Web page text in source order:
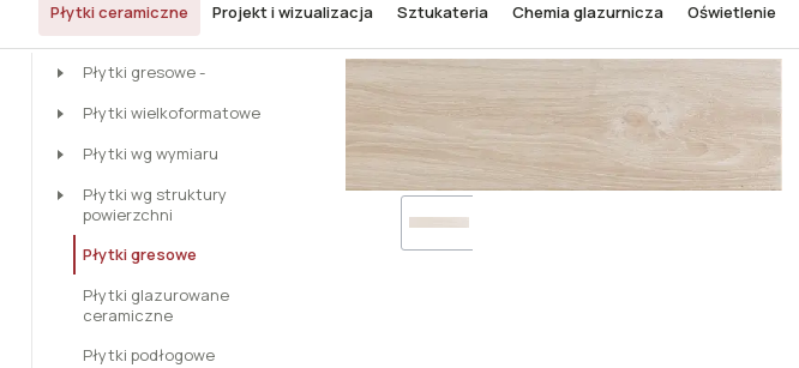
Płytki ceramiczne Projekt i wizualizacja Sztukateria Chemia glazurnicza Oświetlenie
Stemar - Symbol pięknego wnętrza Płytki Płytki gresowe Pamesa Atrium Acadian Haya 23x120 [mat]
Płytki
Płytki gresowe -
Płytki wielkoformatowe
Płytki wg wymiaru
Płytki wg struktury
powierzchni
Płytki gresowe
Płytki glazurowane
ceramiczne
Płytki podłogowe